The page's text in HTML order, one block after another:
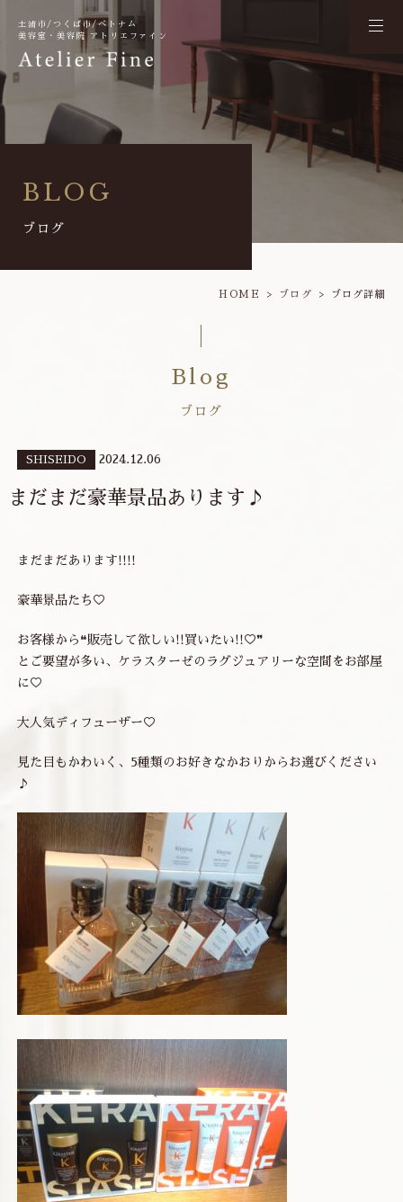
土浦市/つくば市/ベトナム
美容室・美容院 アトリエファイン
BLOG
ブログ
HOME ブログ ブログ詳細
Blog
ブログ
SHISEIDO 2024.12.06
まだまだ豪華景品あります♪
まだまだあります!!!!
豪華景品たち♡
お客様から❝販売して欲しい!!買いたい!!♡❞
とご要望が多い、ケラスターゼのラグジュアリーな空間をお部屋
に♡
大人気ディフューザー♡
見た目もかわいく、5種類のお好きなかおりからお選びください
♪